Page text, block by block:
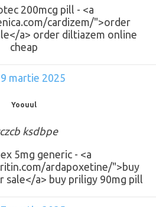
200mcg pill - <a
cardizem/">order
a> order diltiazem online
cheap
martie 2025
Yoouul
ksdbpe
5mg generic - <a
ardapoxetine/">buy
sale</a> buy priligy 90mg pill